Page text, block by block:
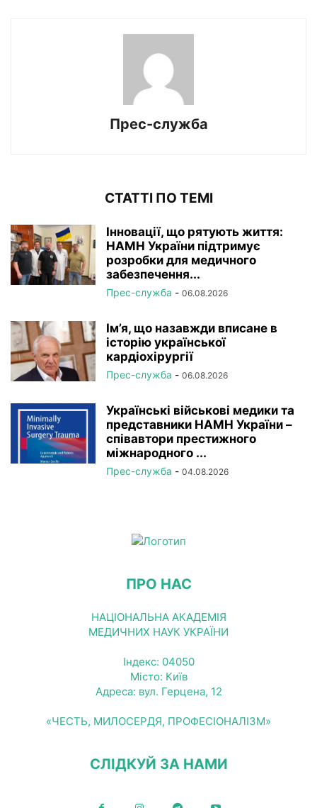
Прес-служба
СТАТТІ ПО ТЕМІ
Інновації, що рятують життя:
НАМН України підтримує
розробки для медичного
забезпечення...
Прес-служба - 06.08.2026
Ім’я, що назавжди вписане в
історію української
кардіохірургії
Прес-служба - 06.08.2026
Українські військові медики та
представники НАМН України –
співавтори престижного
міжнародного ...
Прес-служба - 04.08.2026
ПРО НАС
НАЦІОНАЛЬНА АКАДЕМІЯ
МЕДИЧНИХ НАУК УКРАЇНИ
Індекс: 04050
Місто: Київ
Адреса: вул. Герцена, 12
«ЧЕСТЬ, МИЛОСЕРДЯ, ПРОФЕСІОНАЛІЗМ»
СЛІДКУЙ ЗА НАМИ